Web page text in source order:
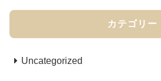
カテゴリー
Uncategorized